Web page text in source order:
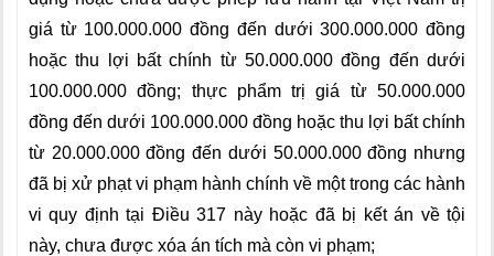
giá từ 100.000.000 đồng đến dưới 300.000.000 đồng
hoặc thu lợi bất chính từ 50.000.000 đồng đến dưới
100.000.000 đồng; thực phẩm trị giá từ 50.000.000
đồng đến dưới 100.000.000 đồng hoặc thu lợi bất chính
từ 20.000.000 đồng đến dưới 50.000.000 đồng nhưng
đã bị xử phạt vi phạm hành chính về một trong các hành
vi quy định tại Điều 317 này hoặc đã bị kết án về tội
này, chưa được xóa án tích mà còn vi phạm;